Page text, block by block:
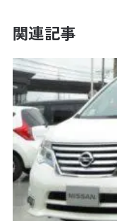
関連記事